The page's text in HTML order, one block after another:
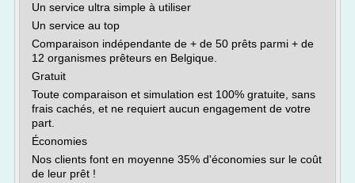
Un service ultra simple à utiliser
Un service au top
Comparaison indépendante de + de 50 prêts parmi + de
12 organismes prêteurs en Belgique.
Gratuit
Toute comparaison et simulation est 100% gratuite, sans
frais cachés, et ne requiert aucun engagement de votre
part.
Économies
Nos clients font en moyenne 35% d'économies sur le coût
de leur prêt !